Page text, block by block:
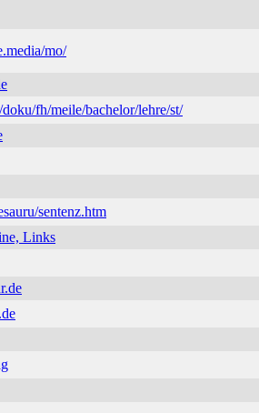
mo/
fh/meile/bachelor/lehre/st/
sentenz.htm
Links